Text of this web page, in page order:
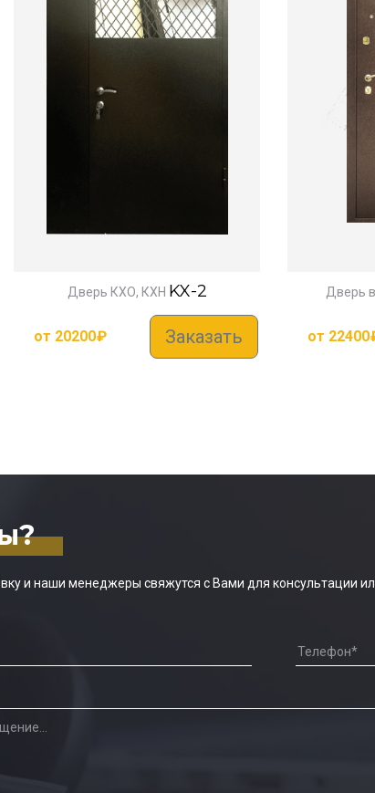
Дверь КХО, КХН KX-2
от 20200₽ Заказать
Дверь
от 22400
и наши менеджеры свяжутся с Вами для консультации